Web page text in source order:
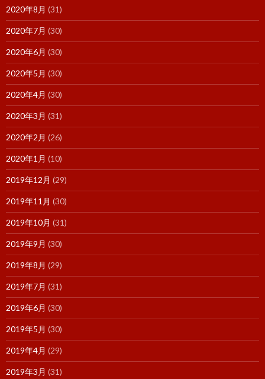
2020年8月 (31)
2020年7月 (30)
2020年6月 (30)
2020年5月 (30)
2020年4月 (30)
2020年3月 (31)
2020年2月 (26)
2020年1月 (10)
2019年12月 (29)
2019年11月 (30)
2019年10月 (31)
2019年9月 (30)
2019年8月 (29)
2019年7月 (31)
2019年6月 (30)
2019年5月 (30)
2019年4月 (29)
2019年3月 (31)